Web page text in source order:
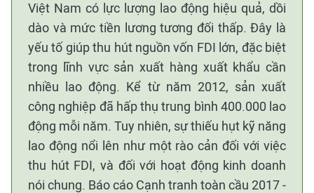
Việt Nam có lực lượng lao động hiệu quả, dồi
dào và mức tiền lương tương đối thấp. Đây là
yếu tố giúp thu hút nguồn vốn FDI lớn, đặc biệt
trong lĩnh vực sản xuất hàng xuất khẩu cần
nhiều lao động. Kể từ năm 2012, sản xuất
công nghiệp đã hấp thụ trung bình 400.000 lao
động mỗi năm. Tuy nhiên, sự thiếu hụt kỹ năng
lao động nổi lên như một rào cản đối với việc
thu hút FDI, và đối với hoạt động kinh doanh
nói chung. Báo cáo Cạnh tranh toàn cầu 2017 -